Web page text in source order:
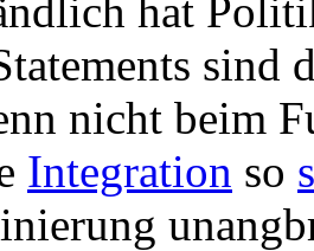
hat
sind
nicht beim
Integration so